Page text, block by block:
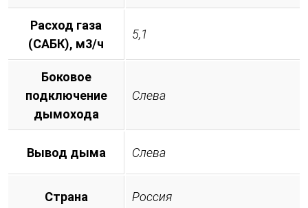
Расход газа
(САБК), м3/ч
5,1
Боковое
подключение
дымохода
Слева
Вывод дыма Слева
Страна Россия